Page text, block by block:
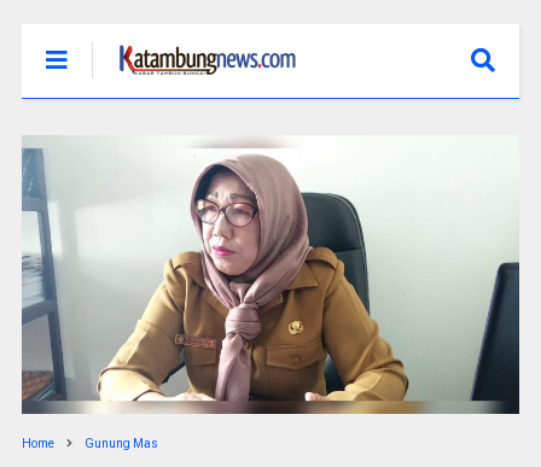
Home Gunung Mas